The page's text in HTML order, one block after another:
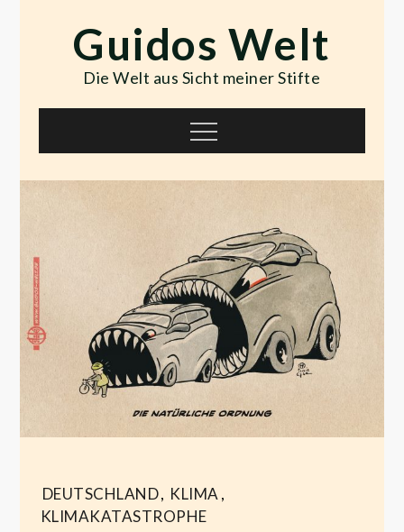
contentGuidos Welt
Die Welt aus Sicht meiner Stifte
Menu
DEUTSCHLAND, KLIMA ,
KLIMAKATASTROPHE